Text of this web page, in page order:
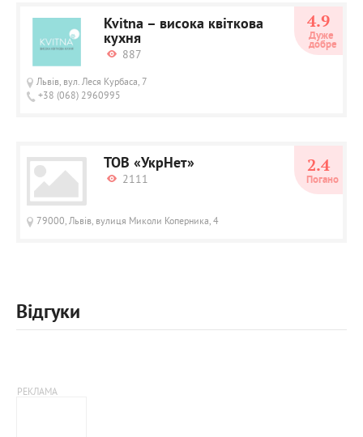
Kvitna – висока квіткова
кухня
887
Львів, вул. Леся Курбаса, 7
+38 (068) 2960995
4.9
Дуже
добре
ТОВ «УкрНет»
2111
79000, Львів, вулиця Миколи Коперника, 4
2.4
Погано
Відгуки